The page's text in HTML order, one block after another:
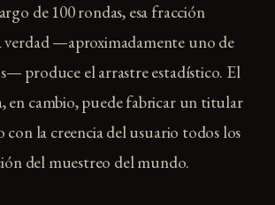
de 100 rondas, esa fracción
verdad —aproximadamente uno de
produce el arrastre estadístico. El
en cambio, puede fabricar un titular
la creencia del usuario todos los
del muestreo del mundo.